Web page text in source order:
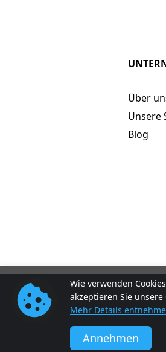
Wie verwenden
akzeptieren Sie
Mehr Details
Annehmen
Über
Unsere
Blog